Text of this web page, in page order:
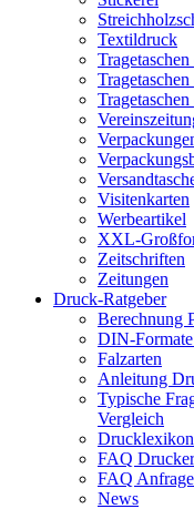
Textildruck
Visitenkarten
Werbeartikel
XXL-
Zeitschriften
Zeitungen
Druck-Ratgeber
Berechnung
DIN-
Falzarten
Anleitung
Typische
Vergleich
Drucklexikon
FAQ
FAQ
News